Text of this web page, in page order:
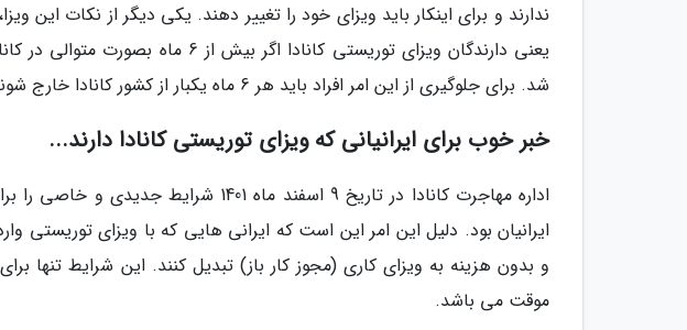
یعنی دارندگان ویزای توریستی کانادا
شد. برای جلوگیری از این امر افراد باید هر 6 ماه یکبار از کشور کانادا خارج شوند.
خبر خوب برای ایرانیانی که ویزای توریستی کانادا دارند...
اداره مهاجرت کانادا در تاریخ 9 اسفند ماه
ایرانیان بود. دلیل این امر این است که ایرانی هایی که با ویزای توریستی
و بدون هزینه به ویزای کاری (مجوز کار باز) تبدیل کنند. این شرایط تنها
موقت می باشد.